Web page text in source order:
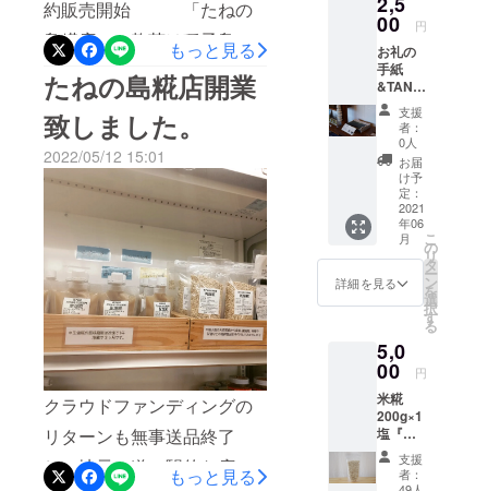
は日本の中でも米伝来の土
地のひとつとして知られて
います。古くは日本書紀の
「天武紀」にも種子島人の
ことが何度も登場していて
天皇自らが宴会を主宰して
種子島人をもてなしたとい
う記述もあります。二毛作
で年に2度もお米が収穫でき
る為に最果ての島がこんな
にも珍重されていたことが
理解できます。(司馬遼太郎
の「街道をゆく」より)しか
し、こうして自然環境のも
とスクスク育っていく種麹
を目にしていると「もしか
約販売開始 「たねの
島糀店」の麹菌は種子島の
空気中から採取した天然麹
菌です。「たねの島糀店」
では室町時代に種麹屋さん
がしていた手法を再現し、
麹菌を空気中から採取しま
した。その採取時4種類の麹
菌が発見されましたがその
中でも優良な麹菌２種
（SY1とSY4）を商品化致し
ました。小さな工房で麹蓋
を使用し一粒一粒大切に醸
した種麹です。生産量が少
ないため、SY1．SY4それぞ
れお一人様5ｇ(5kg分)税込
もっと見る
たねの島糀店開業
致しました。
2022/05/12 15:01
クラウドファンディングの
リターンも無事送品終了
し、地元の道の駅的な店舗
もっと見る
00 円
お礼の
手紙
&TANE
GASIM
AZINE
TANEG
ASHIM
ZINE（
タネガ
シマジ
ン） 種
子島出
身の大
学生が
制作し
子島の
暮らし
を考え
るロー
カルメ
ディ
ア」
支援
者：
0人
お届
け予
定：
2021
年06
月
詳細を見る
こ
の
リ
タ
ー
ン
を
選
択
す
る
5,0
00 円
米糀
200g×1
塩『七
つの
海』
60g×1
支援
者：